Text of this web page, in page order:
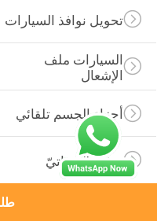
تحويل نوافذ السيارات
السيارات ملف
الإشعال
أجزاء الجسم تلقائي
Oil Filter ذاتيّ